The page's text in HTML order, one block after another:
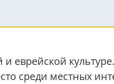
еврейской
среди местных